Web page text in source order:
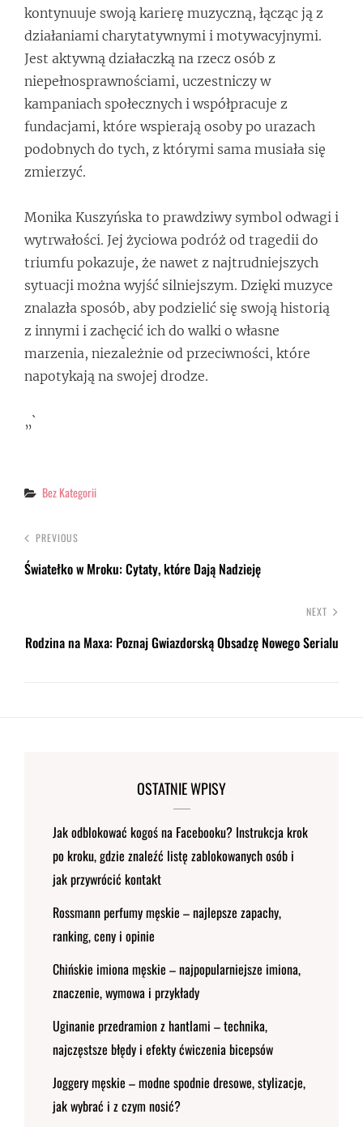
kontynuuje swoją karierę muzyczną, łącząc ją z
działaniami charytatywnymi i motywacyjnymi.
Jest aktywną działaczką na rzecz osób z
niepełnosprawnościami, uczestniczy w
kampaniach społecznych i współpracuje z
fundacjami, które wspierają osoby po urazach
podobnych do tych, z którymi sama musiała się
zmierzyć.
Monika Kuszyńska to prawdziwy symbol odwagi i
wytrwałości. Jej życiowa podróż od tragedii do
triumfu pokazuje, że nawet z najtrudniejszych
sytuacji można wyjść silniejszym. Dzięki muzyce
znalazła sposób, aby podzielić się swoją historią
z innymi i zachęcić ich do walki o własne
marzenia, niezależnie od przeciwności, które
napotykają na swojej drodze.
„`
Categories
Bez Kategorii
PREVIOUS
Światełko w Mroku: Cytaty, które Dają Nadzieję
NEXT
Rodzina na Maxa: Poznaj Gwiazdorską Obsadzę Nowego Serialu
OSTATNIE WPISY
Jak odblokować kogoś na Facebooku? Instrukcja krok
po kroku, gdzie znaleźć listę zablokowanych osób i
jak przywrócić kontakt
Rossmann perfumy męskie – najlepsze zapachy,
ranking, ceny i opinie
Chińskie imiona męskie – najpopularniejsze imiona,
znaczenie, wymowa i przykłady
Uginanie przedramion z hantlami – technika,
najczęstsze błędy i efekty ćwiczenia bicepsów
Joggery męskie – modne spodnie dresowe, stylizacje,
jak wybrać i z czym nosić?